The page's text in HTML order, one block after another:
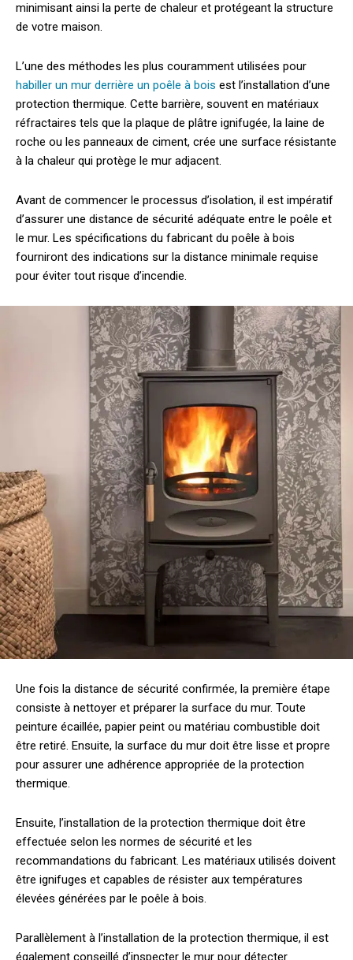
minimisant ainsi la perte de chaleur et protégeant la structure
de votre maison.
L’une des méthodes les plus couramment utilisées pour
habiller un mur derrière un poêle à bois est l’installation d’une
protection thermique. Cette barrière, souvent en matériaux
réfractaires tels que la plaque de plâtre ignifugée, la laine de
roche ou les panneaux de ciment, crée une surface résistante
à la chaleur qui protège le mur adjacent.
Avant de commencer le processus d’isolation, il est impératif
d’assurer une distance de sécurité adéquate entre le poêle et
le mur. Les spécifications du fabricant du poêle à bois
fourniront des indications sur la distance minimale requise
pour éviter tout risque d’incendie.
Une fois la distance de sécurité confirmée, la première étape
consiste à nettoyer et préparer la surface du mur. Toute
peinture écaillée, papier peint ou matériau combustible doit
être retiré. Ensuite, la surface du mur doit être lisse et propre
pour assurer une adhérence appropriée de la protection
thermique.
Ensuite, l’installation de la protection thermique doit être
effectuée selon les normes de sécurité et les
recommandations du fabricant. Les matériaux utilisés doivent
être ignifuges et capables de résister aux températures
élevées générées par le poêle à bois.
Parallèlement à l’installation de la protection thermique, il est
également conseillé d’inspecter le mur pour détecter